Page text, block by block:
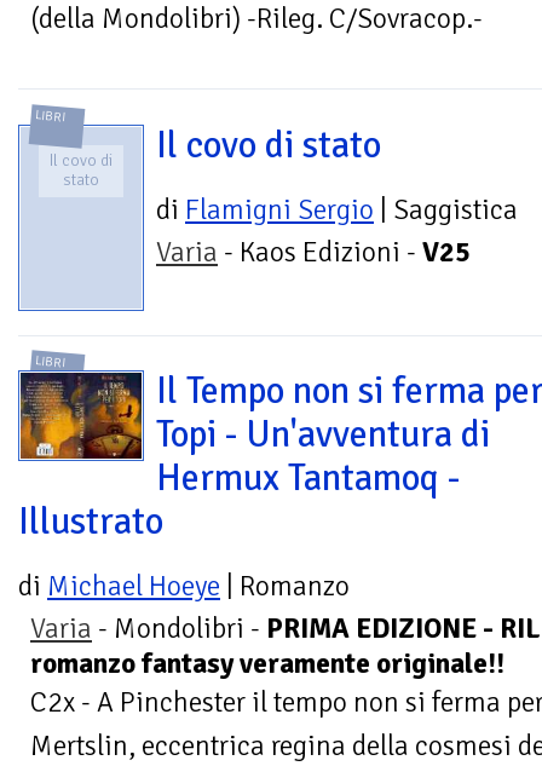
(della Mondolibri) -Rileg. C/Sovracop.-
LIBRI
Il covo di
stato
Il covo di stato
di Flamigni Sergio | Saggistica
Varia - Kaos Edizioni - V25
LIBRI
Il Tempo non si ferma
Topi - Un'avventura di
Hermux Tantamoq -
Illustrato
di Michael Hoeye | Romanzo
Varia - Mondolibri - PRIMA EDIZIONE -
romanzo fantasy veramente originale!!
C2x - A Pinchester il tempo non si ferma
Mertslin, eccentrica regina della cosmesi